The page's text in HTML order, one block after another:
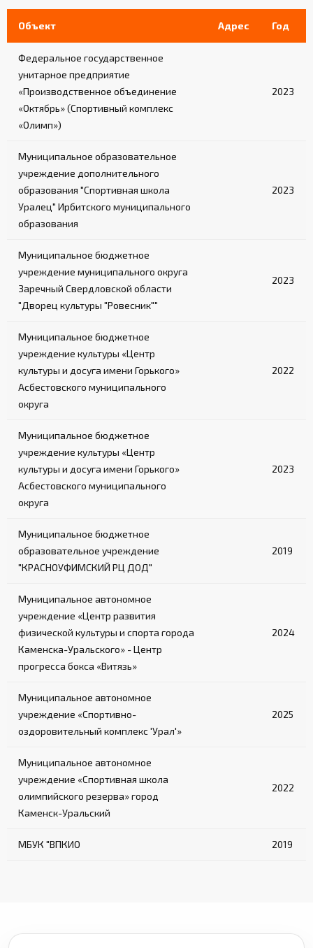
Объект Адрес Год
Федеральное государственное
унитарное предприятие
«Производственное объединение
«Октябрь» (Спортивный комплекс
«Олимп»)
2023
Муниципальное образовательное
учреждение дополнительного
образования "Спортивная школа
Уралец" Ирбитского муниципального
образования
2023
Муниципальное бюджетное
учреждение муниципального округа
Заречный Свердловской области
"Дворец культуры "Ровесник""
2023
Муниципальное бюджетное
учреждение культуры «Центр
культуры и досуга имени Горького»
Асбестовского муниципального
округа
2022
Муниципальное бюджетное
учреждение культуры «Центр
культуры и досуга имени Горького»
Асбестовского муниципального
округа
2023
Муниципальное бюджетное
образовательное учреждение
"КРАСНОУФИМСКИЙ РЦ ДОД"
2019
Муниципальное автономное
учреждение «Центр развития
физической культуры и спорта города
Каменска-Уральского» - Центр
прогресса бокса «Витязь»
2024
Муниципальное автономное
учреждение «Спортивно-
оздоровительный комплекс 'Урал'»
2025
Муниципальное автономное
учреждение «Спортивная школа
олимпийского резерва» город
Каменск-Уральский
2022
МБУК "ВПКИО 2019